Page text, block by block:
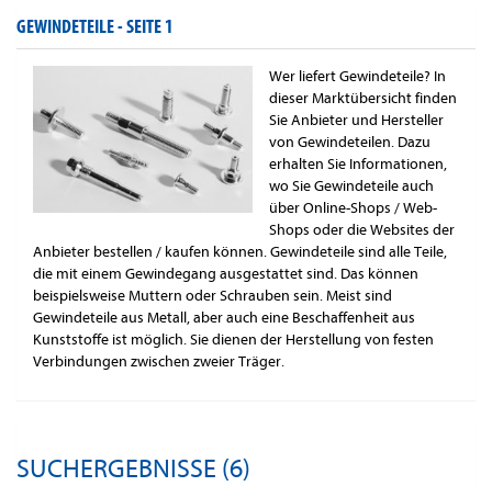
GEWINDETEILE -SEITE 1
Wer liefert Gewindeteile? In
dieser Marktübersicht finden
Sie Anbieter und Hersteller
von Gewindeteilen. Dazu
erhalten Sie Informationen,
wo Sie Gewindeteile auch
über Online-Shops / Web-
Shops oder die Websites der
Anbieter bestellen / kaufen können. Gewindeteile sind alle Teile,
die mit einem Gewindegang ausgestattet sind. Das können
beispielsweise Muttern oder Schrauben sein. Meist sind
Gewindeteile aus Metall, aber auch eine Beschaffenheit aus
Kunststoffe ist möglich. Sie dienen der Herstellung von festen
Verbindungen zwischen zweier Träger.
SUCHERGEBNISSE (6)